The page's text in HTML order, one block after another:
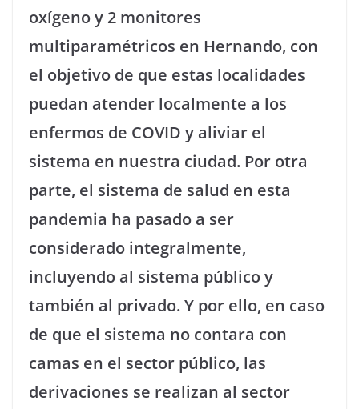
oxígeno y 2 monitores
multiparamétricos en Hernando, con
el objetivo de que estas localidades
puedan atender localmente a los
enfermos de COVID y aliviar el
sistema en nuestra ciudad. Por otra
parte, el sistema de salud en esta
pandemia ha pasado a ser
considerado integralmente,
incluyendo al sistema público y
también al privado. Y por ello, en caso
de que el sistema no contara con
camas en el sector público, las
derivaciones se realizan al sector